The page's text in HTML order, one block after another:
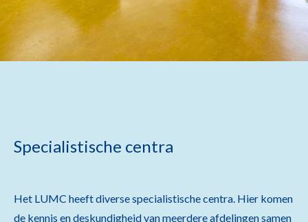
Specialistische centra
Het LUMC heeft diverse specialistische centra. Hier komen
de kennis en deskundigheid van meerdere afdelingen samen